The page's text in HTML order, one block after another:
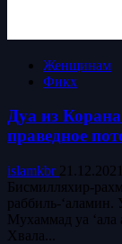
Женщинам
Фикх
Дуа из
праведное
islamkbr 21.12.2021
Бисмилляхир-
раббиль-‘аламин.
Мухаммад уа
Хвала...